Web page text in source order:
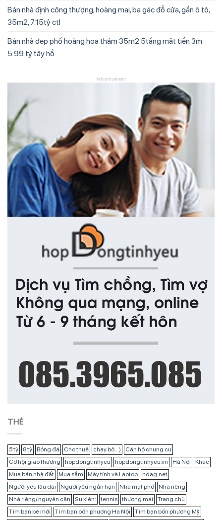
Bán nhà định công thượng, hoàng mai, ba gác đỗ cửa, gần ô tô,
35m2, 7.15tỷ ctl
Bán nhà đẹp phố hoàng hoa thám 35m2 5tầng mặt tiền 3m
5.99 tỷ tây hồ
Advertisement
THẺ
5 tỷ 8 tỷ Bóng đá Cho thuê chạy bộ...)
Căn hộ chung cư
Cơ hội giao thương
hopdongtinhyeu hopdongtinhyeu.vn Hà Nội
Khác
Mua bán nhà đất
Mua sắm Máy tính và Laptop
ndag.net
Người yêu lâu dài
Người yêu ngắn hạn Nhà mặt phố
Nhà riêng
Nhà riêng/ nguyên căn
Sự kiện: tennis thương mại
Trang chủ
Tìm bạn bè mới
Tìm bạn bốn phương Hà Nội
Tìm bạn bốn phương Mỹ